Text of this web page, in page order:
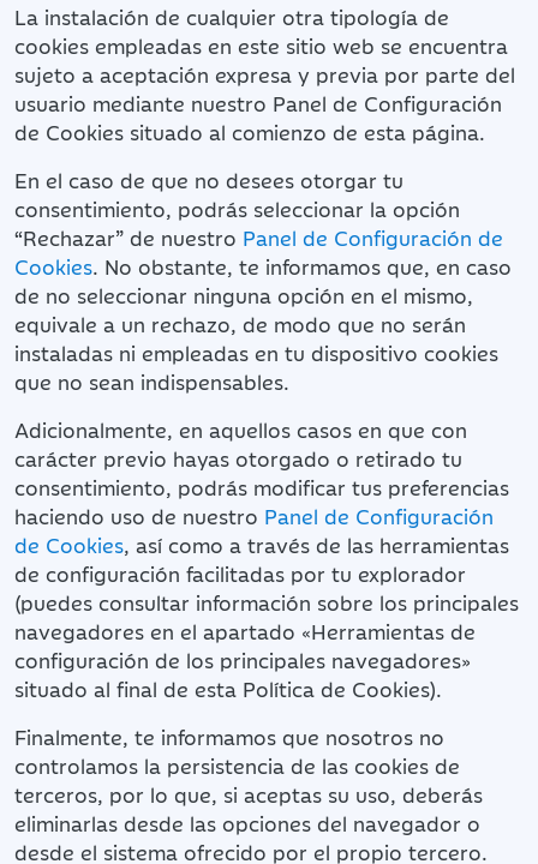
La instalación de cualquier otra tipología de
cookies empleadas en este sitio web se encuentra
sujeto a aceptación expresa y previa por parte del
usuario mediante nuestro Panel de Configuración
de Cookies situado al comienzo de esta página.
En el caso de que no desees otorgar tu
consentimiento, podrás seleccionar la opción
“Rechazar” de nuestro Panel de Configuración de
Cookies. No obstante, te informamos que, en caso
de no seleccionar ninguna opción en el mismo,
equivale a un rechazo, de modo que no serán
instaladas ni empleadas en tu dispositivo cookies
que no sean indispensables.
Adicionalmente, en aquellos casos en que con
carácter previo hayas otorgado o retirado tu
consentimiento, podrás modificar tus preferencias
haciendo uso de nuestro Panel de Configuración
de Cookies, así como a través de las herramientas
de configuración facilitadas por tu explorador
(puedes consultar información sobre los principales
navegadores en el apartado «Herramientas de
configuración de los principales navegadores»
situado al final de esta Política de Cookies).
Finalmente, te informamos que nosotros no
controlamos la persistencia de las cookies de
terceros, por lo que, si aceptas su uso, deberás
eliminarlas desde las opciones del navegador o
desde el sistema ofrecido por el propio tercero.